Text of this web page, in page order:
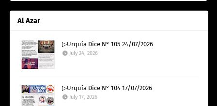
Al Azar
▷Urquía Dice N° 105 24/07/2026
July 24, 2026
▷Urquía Dice N° 104 17/07/2026
July 17, 2026